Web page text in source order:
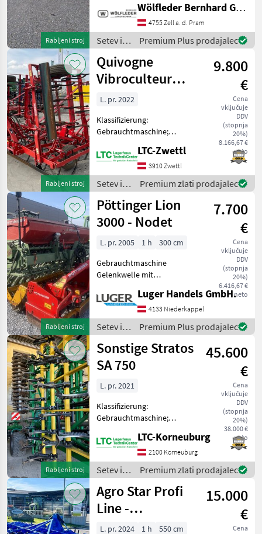
Rabljeni stroj
Garezinken -
Leistungsbedarf 105 - 175PS
- Beleuchtung mit
Warntafeln - hydr Klappung
- Gefederte
Wölfleder Bernhard GmbH
4755 Zell a. d. Pram
Setev in
nega /
Lemken
Premium Plus prodajalec
Rabljeni stroj
Quivogne
Vibroculteur
L530
9.800
€
Cena
vključuje
DDV
(stopnja
20%)
8.166,67 €
neto
L. pr. 2022
Klassifizierung:
Gebrauchtmaschine;
Seriennummer/Fahrgestellnummer:
4632; Arbeitsbreite: 5.3;
Beleuchtung: Ja; Walze : Ja;
Walzentyp: Stabwalze;
Klappvorrichtung: Ja
LTC-Zwettl
3910 Zwettl
Setev in
nega /
Quivogne
Premium zlati prodajalec
Rabljeni stroj
Pöttinger Lion
3000 - Nodet
7.700
€
Cena
vključuje
DDV
(stopnja
20%)
6.416,67 €
neto
L. pr. 2005 1 h
300 cm
Gebrauchtmaschine
Gelenkwelle mit
Schleppschuhschiene
Abstellstütze Setev in nega
Setvena kombinacija
Luger Handels GmbH.
4133 Niederkappel
Setev in
nega /
Pöttinger
Premium Plus prodajalec
Rabljeni stroj
Sonstige Stratos
SA 750
45.600
€
Cena
vključuje
DDV
(stopnja
20%)
38.000 €
neto
L. pr. 2021
Klassifizierung:
Gebrauchtmaschine;
Arbeitsbreite: 7.5;
Beleuchtung: Ja;
Transportstützrad: Ja;
Walze : Ja; Walzentyp:
Crackerwalze; Anhänge
LTC-Korneuburg
2100 Korneuburg
Setev in
nega /
Sonstige
Premium zlati prodajalec
Agro Star Profi
Line -
Saatbeetkombination
15.000
€
Cena
L. pr. 2024 1 h
550 cm